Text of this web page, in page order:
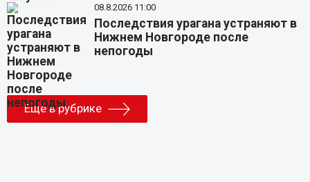
08.8.2026 11:00
Последствия урагана устраняют в
Нижнем Новгороде после
непогоды
Еще в рубрике